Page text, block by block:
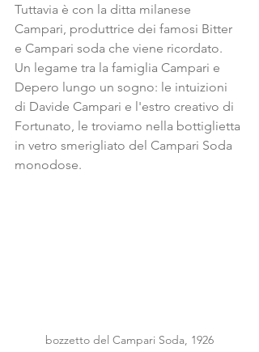
Tuttavia è con la ditta milanese
Campari, produttrice dei famosi Bitter
e Campari soda che viene ricordato.
Un legame tra la famiglia Campari e
Depero lungo un sogno: le intuizioni
di Davide Campari e l'estro creativo di
Fortunato, le troviamo nella bottiglietta
in vetro smerigliato del Campari Soda
monodose.
bozzetto del Campari Soda, 1926